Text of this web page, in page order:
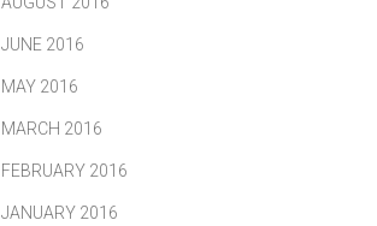
JUNE 2016
MAY 2016
MARCH 2016
FEBRUARY 2016
JANUARY 2016